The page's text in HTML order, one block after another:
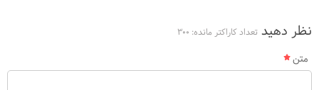
نظر دهید تعداد کاراکتر مانده: 300
متن